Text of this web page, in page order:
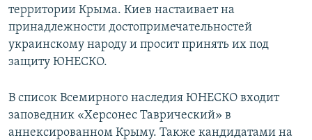
территории Крыма. Киев настаивает на
принадлежности достопримечательностей
украинскому народу и просит принять их под
защиту ЮНЕСКО.
В список Всемирного наследия ЮНЕСКО входит
заповедник «Херсонес Таврический» в
аннексированном Крыму. Также кандидатами на